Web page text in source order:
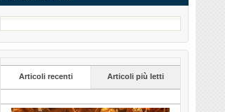
Articoli recenti Articoli più letti